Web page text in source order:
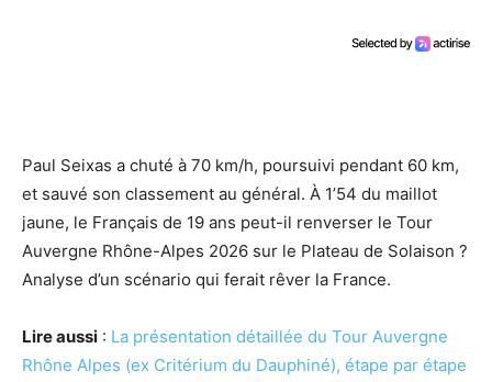
Paul Seixas a chuté à 70 km/h, poursuivi pendant 60 km,
et sauvé son classement au général. À 1’54 du maillot
jaune, le Français de 19 ans peut-il renverser le Tour
Auvergne Rhône-Alpes 2026 sur le Plateau de Solaison ?
Analyse d’un scénario qui ferait rêver la France.
Lire aussi : La présentation détaillée du Tour Auvergne
Rhône Alpes (ex Critérium du Dauphiné), étape par étape